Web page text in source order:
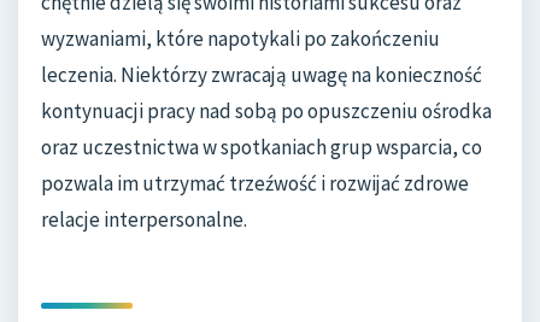
wyzwaniami, które napotykali po zakończeniu
leczenia. Niektórzy zwracają uwagę na konieczność
kontynuacji pracy nad sobą po opuszczeniu ośrodka
oraz uczestnictwa w spotkaniach grup wsparcia, co
pozwala im utrzymać trzeźwość i rozwijać zdrowe
relacje interpersonalne.